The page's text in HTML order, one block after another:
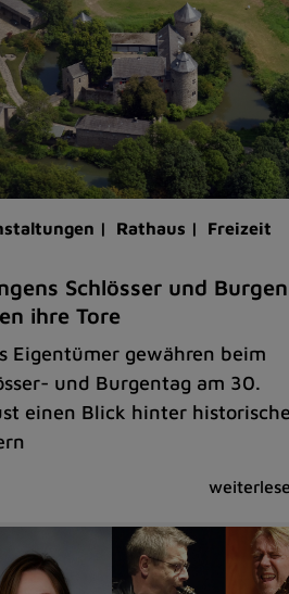
| Rathaus | Freizeit
Schlösser und Burgen
ihre Tore
Eigentümer gewähren beim
und Burgentag am 30.
einen Blick hinter historische